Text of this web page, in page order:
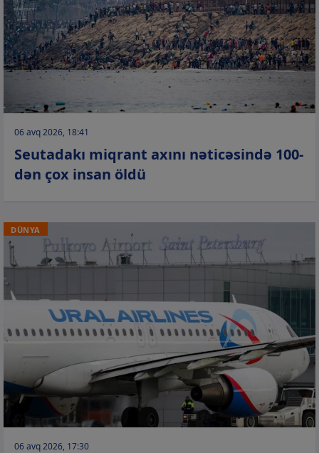
06 avq 2026, 18:41
Seutadakı miqrant axını nəticəsində 100-
dən çox insan öldü
DÜNYA
06 avq 2026, 17:30